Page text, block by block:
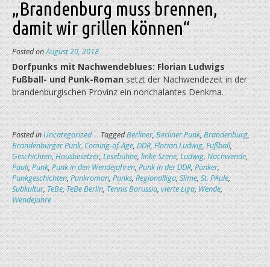
„Brandenburg muss brennen,
damit wir grillen können“
Posted onAugust 20, 2018
Dorfpunks mit Nachwendeblues: Florian Ludwigs
Fußball- und Punk-Romansetzt der Nachwende­zeit in der
brandenburgischen Provinz ein nonchalantes Denkma.
Posted inUncategorized TaggedBerliner,Berliner Punk,Brandenburg,
Brandenburger Punk,Coming-of-Age,DDR,Florian Ludwig,Fußball,
Geschichten,Hausbesetzer,Lesebühne,linke Szene,Ludwig,Nachwende,
Pauli,Punk,Punk in den Wendejahren,Punk in der DDR,Punker,
Punkgeschichten,Punkroman,Punks,Regionalliga,Slime,St. PAule,
Subkultur,TeBe,TeBe Berlin,Tennis Borussia,vierte Liga,Wende,
Wendejahre